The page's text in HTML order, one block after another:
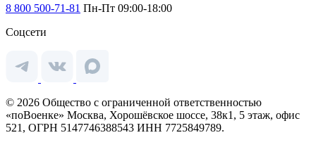
8 800 500-71-81 Пн-Пт 09:00-18:00
Соцсети
© 2026 Общество с ограниченной ответственностью
«поВоенке» Москва, Хорошёвское шоссе, 38к1, 5 этаж, офис
521, ОГРН 5147746388543 ИНН 7725849789.